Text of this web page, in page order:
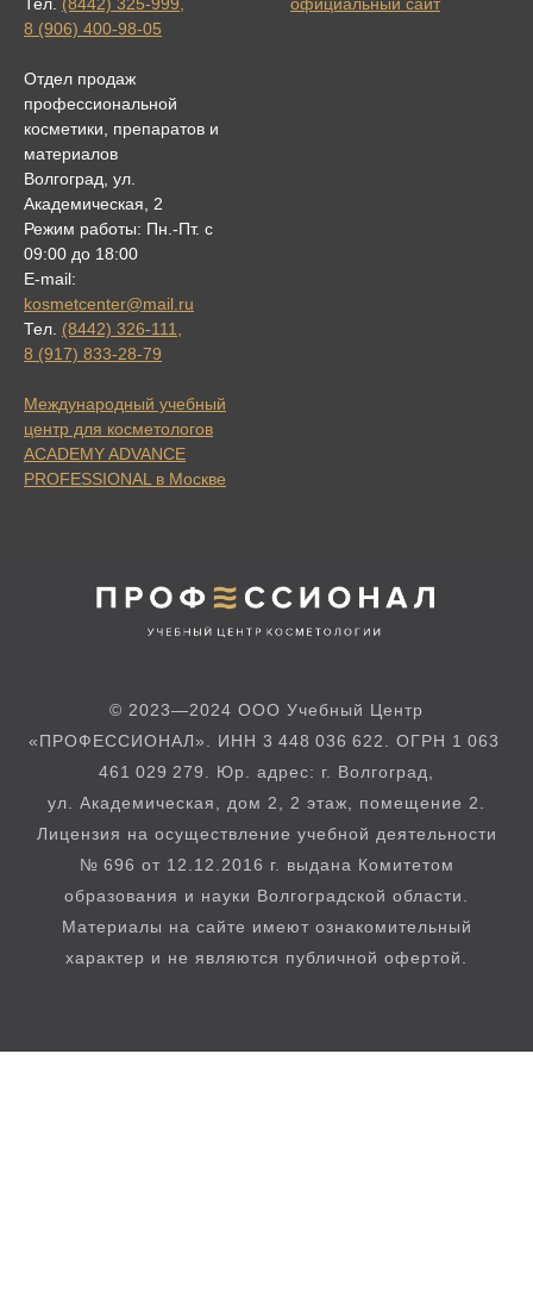
8 (906) 400-98-05
Отдел продаж
профессиональной
косметики, препаратов и
материалов
Волгоград, ул.
Академическая, 2
Режим работы: Пн.-Пт. с
09:00 до 18:00
E-mail:
kosmetcenter@mail.ru
Тел. (8442) 326-111
8 (917) 833-28-79
Международный учебный
центр для косметологов
ACADEMY ADVANCE
PROFESSIONAL в Москве
© 2023—2024 ООО Учебный Центр
«ПРОФЕССИОНАЛ». ИНН 3 448 036 622. ОГРН 1 063
461 029 279. Юр. адрес: г. Волгоград,
ул. Академическая, дом 2, 2 этаж, помещение 2.
Лицензия на осуществление учебной деятельности
№ 696 от 12.12.2016 г. выдана Комитетом
образования и науки Волгоградской области.
Материалы на сайте имеют ознакомительный
характер и не являются публичной офертой.